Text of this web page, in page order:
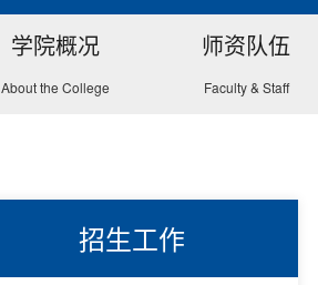
学院概况
About the College
师资队伍
Faculty & Staff
招生工作